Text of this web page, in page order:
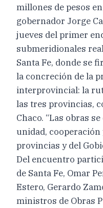
millones de pesos
gobernador Jorge
jueves del primer
submeridionales
Santa Fe, donde se
la concreción de la
interprovincial: la
las tres provincias,
Chaco. “Las obras
unidad, cooperación
provincias y del
Del encuentro
de Santa Fe, Omar
Estero, Gerardo
ministros de Obras